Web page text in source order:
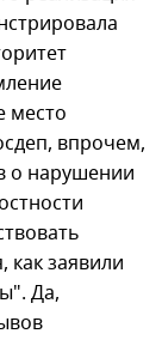
место
впрочем,
о нарушении
заявили
Да,